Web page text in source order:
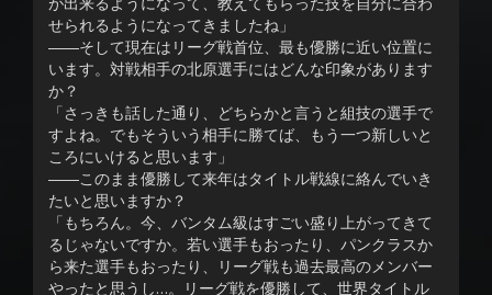
せられるようになってきましたね」
――そして現在はリーグ戦首位、最も優勝に近い位置に
います。対戦相手の北原選手にはどんな印象があります
か？
「さっきも話した通り、どちらかと言うと組技の選手で
すよね。でもそういう相手に勝てば、もう一つ新しいと
ころにいけると思います」
――このまま優勝して来年はタイトル戦線に絡んでいき
たいと思いますか？
「もちろん。今、バンタム級はすごい盛り上がってきて
るじゃないですか。若い選手もおったり、パンクラスか
ら来た選手もおったり、リーグ戦も過去最高のメンバー
やったと思うし…。リーグ戦を優勝して、世界タイトル